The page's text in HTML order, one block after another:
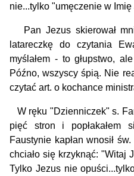
nie...tylko "umęczenie w Imię
Pan Jezus skierował
latareczkę do czytania
myślałem - to głupstwo,
Późno, wszyscy śpią. Nie
czytać art. o kochance
W ręku "Dzienniczek" s.
pięć stron i popłakałem
Faustynie kapłan wnosił
chciało się krzyknąć: "Witaj
Tylko Jezus nie